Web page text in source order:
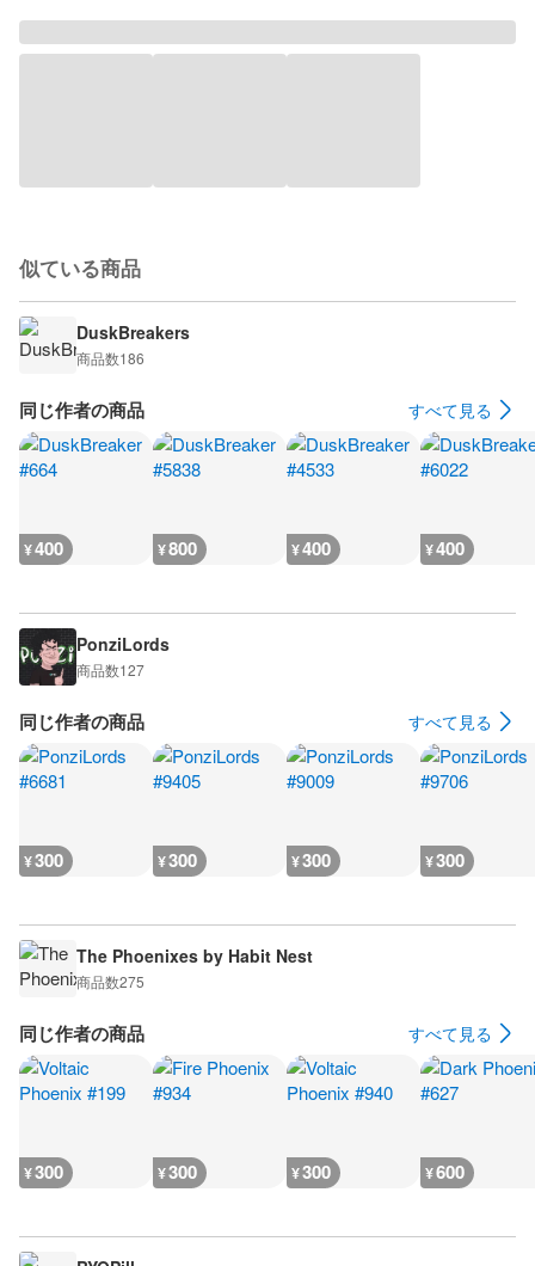
似ている商品
DuskBreakers
商品数186
同じ作者の商品 すべて見る
¥400 ¥800 ¥400 ¥400
PonziLords
商品数127
同じ作者の商品 すべて見る
¥300 ¥300 ¥300 ¥300
The Phoenixes by Habit Nest
商品数275
同じ作者の商品 すべて見る
¥300 ¥300 ¥300 ¥600